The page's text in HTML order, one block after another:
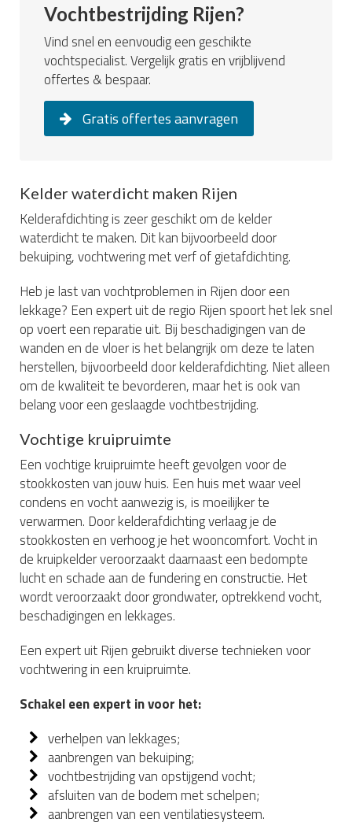
Vochtbestrijding Rijen?
Vind snel en eenvoudig een geschikte
vochtspecialist. Vergelijk gratis en vrijblijvend
offertes & bespaar.
Gratis offertes aanvragen
Kelder waterdicht maken Rijen
Kelderafdichting is zeer geschikt om de kelder
waterdicht te maken. Dit kan bijvoorbeeld door
bekuiping, vochtwering met verf of gietafdichting.
Heb je last van vochtproblemen in Rijen door een
lekkage? Een expert uit de regio Rijen spoort het lek snel
op voert een reparatie uit. Bij beschadigingen van de
wanden en de vloer is het belangrijk om deze te laten
herstellen, bijvoorbeeld door kelderafdichting. Niet alleen
om de kwaliteit te bevorderen, maar het is ook van
belang voor een geslaagde vochtbestrijding.
Vochtige kruipruimte
Een vochtige kruipruimte heeft gevolgen voor de
stookkosten van jouw huis. Een huis met waar veel
condens en vocht aanwezig is, is moeilijker te
verwarmen. Door kelderafdichting verlaag je de
stookkosten en verhoog je het wooncomfort. Vocht in
de kruipkelder veroorzaakt daarnaast een bedompte
lucht en schade aan de fundering en constructie. Het
wordt veroorzaakt door grondwater, optrekkend vocht,
beschadigingen en lekkages.
Een expert uit Rijen gebruikt diverse technieken voor
vochtwering in een kruipruimte.
Schakel een expert in voor het:
verhelpen van lekkages;
aanbrengen van bekuiping;
vochtbestrijding van opstijgend vocht;
afsluiten van de bodem met schelpen;
aanbrengen van een ventilatiesysteem.